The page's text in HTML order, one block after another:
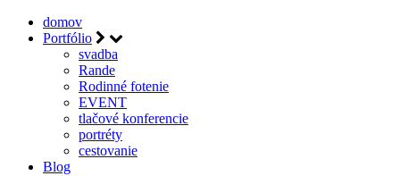
domov
Portfólio
svadba
Rande
Rodinné fotenie
EVENT
tlačové konferencie
portréty
cestovanie
Blog